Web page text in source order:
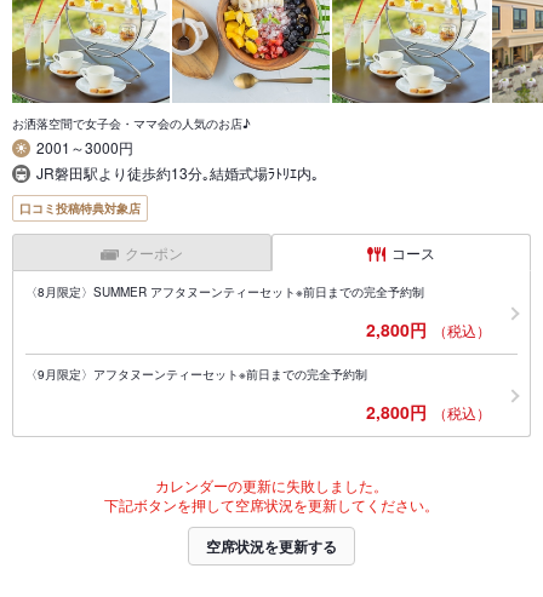
お洒落空間で女子会・ママ会の人気のお店♪
2001～3000円
JR磐田駅より徒歩約13分｡結婚式場ﾗﾄﾘｴ内｡
口コミ投稿特典対象店
クーポン コース
〈8月限定〉SUMMER アフタヌーンティーセット※前日までの完全予約制
2,800円 （税込）
〈9月限定〉アフタヌーンティーセット※前日までの完全予約制
2,800円 （税込）
カレンダーの更新に失敗しました。
下記ボタンを押して空席状況を更新してください。
空席状況を更新する